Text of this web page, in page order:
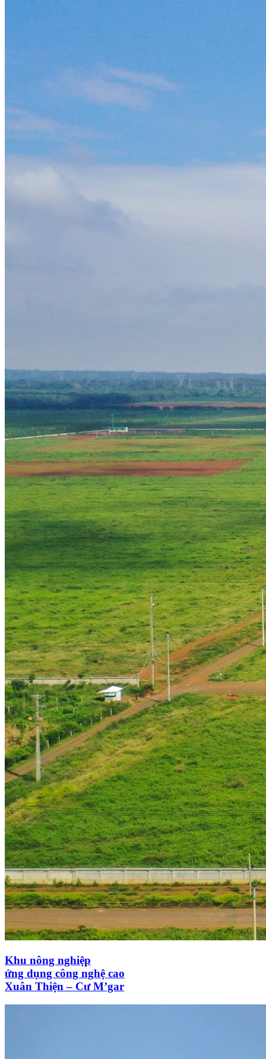
Khu nông nghiệp
ứng dụng công nghệ cao
Xuân Thiện – Cư M’gar